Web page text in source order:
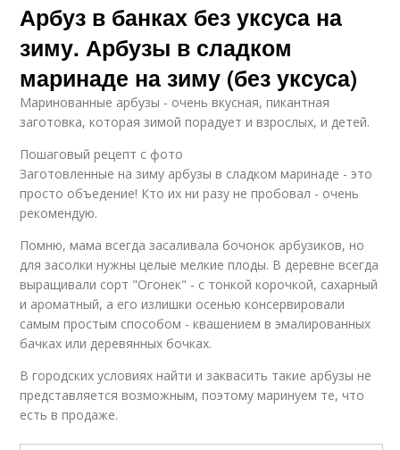
Арбуз в банках без уксуса на
зиму. Арбузы в сладком
маринаде на зиму (без уксуса)
Маринованные арбузы - очень вкусная, пикантная
заготовка, которая зимой порадует и взрослых, и детей.
Пошаговый рецепт с фото
Заготовленные на зиму арбузы в сладком маринаде - это
просто объедение! Кто их ни разу не пробовал - очень
рекомендую.
Помню, мама всегда засаливала бочонок арбузиков, но
для засолки нужны целые мелкие плоды. В деревне всегда
выращивали сорт "Огонек" - с тонкой корочкой, сахарный
и ароматный, а его излишки осенью консервировали
самым простым способом - квашением в эмалированных
бачках или деревянных бочках.
В городских условиях найти и заквасить такие арбузы не
представляется возможным, поэтому маринуем те, что
есть в продаже.